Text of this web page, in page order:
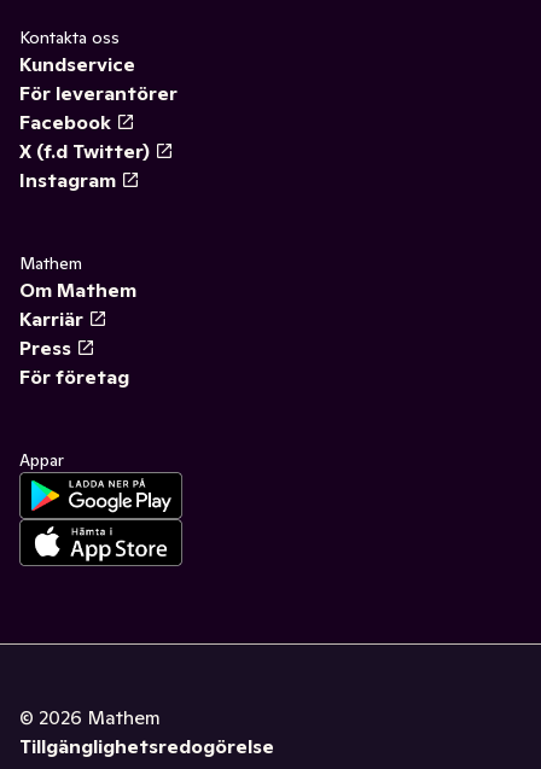
Kontakta oss
Kundservice
För leverantörer
Facebook
X (f.d Twitter)
Instagram
Mathem
Om Mathem
Karriär
Press
För företag
Appar
© 2026 Mathem
Tillgänglighetsredogörelse